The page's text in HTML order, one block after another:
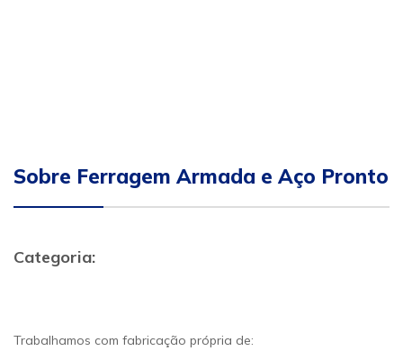
Sobre Ferragem Armada e Aço Pronto
Categoria:
Trabalhamos com fabricação própria de: